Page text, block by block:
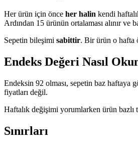
Her ürün için önce her halin kendi
Ardından 15 ürünün ortalaması alınır ve
Sepetin bileşimi sabittir. Bir ürün o hafta
Endeks Değeri Nasıl
Endeksin 92 olması, sepetin baz haftaya
fiyatları değil.
Haftalık değişimi yorumlarken ürün
Sınırları